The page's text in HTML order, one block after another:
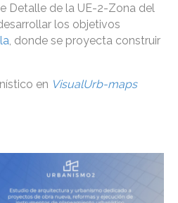
Detalle de la UE-2-Zona del
los objetivos
, donde se proyecta construir
en VisualUrb-maps